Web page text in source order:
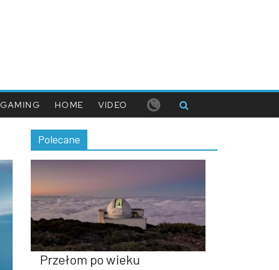
GAMING HOME VIDEO
Polecane
Przełom po wieku